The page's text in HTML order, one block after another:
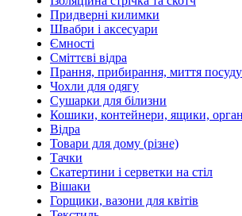
Придверні килимки
Швабри і аксесуари
Ємності
Сміттєві відра
Прання, прибирання, миття посуду
Чохли для одягу
Сушарки для білизни
Кошики, контейнери, ящики,
Відра
Товари для дому (різне)
Тачки
Скатертини і серветки на стіл
Вішаки
Горщики, вазони для квітів